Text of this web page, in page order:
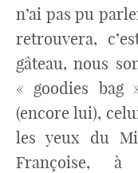
n’ai pas pu
retrouvera,
gâteau, nous
« goodies bag
(encore lui),
les yeux du
Françoise,